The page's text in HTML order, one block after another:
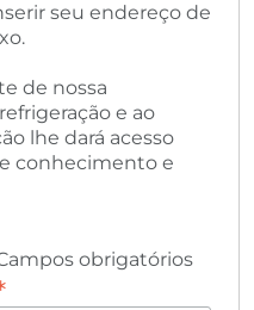
seu endereço de
de nossa
e ao
lhe dará acesso
conhecimento e
obrigatórios